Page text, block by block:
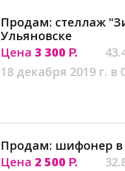
Продам: стеллаж
Ульяновске
Цена 3 300 Р.
18 декабря 2019 г. в
Продам: шифонер в
Цена 2 500 Р.